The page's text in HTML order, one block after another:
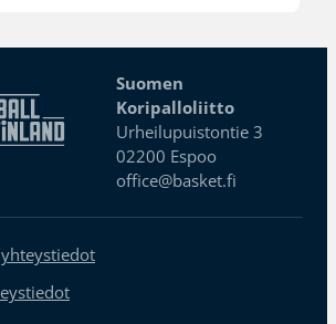
Suomen
Koripalloliitto
Urheilupuistontie 3
02200 Espoo
office@basket.fi